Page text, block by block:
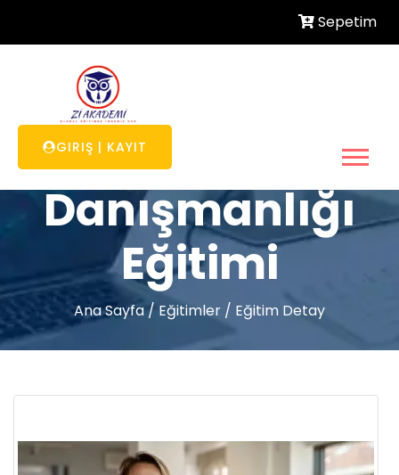
Sepetim
GIRIŞ | KAYITEmlak
Danışmanlığı
Eğitimi
Ana Sayfa / Eğitimler / Eğitim Detay